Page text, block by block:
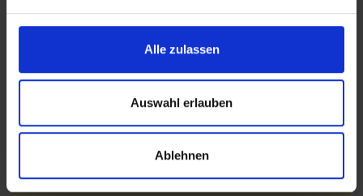
Alle zulassen
Auswahl erlauben
Ablehnen
Wichtige Hinweise
Saison- und witterungsbedingt können vor
Folgejahres einige Ausstattungen sowie
Serviceleistungen des Hotels, insbesondere im
stehen.